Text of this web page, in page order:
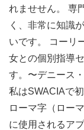
れませせん。 専
く、非常に知識
いです。 コーリ
女との個別指導
す。〜デニース
私はSWACIAで
ローマ字（ロー
に使用されるア